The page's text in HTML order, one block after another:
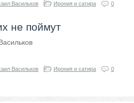
Васильков Ирония и сатира 0
не поймут
Васильков Ирония и сатира 0